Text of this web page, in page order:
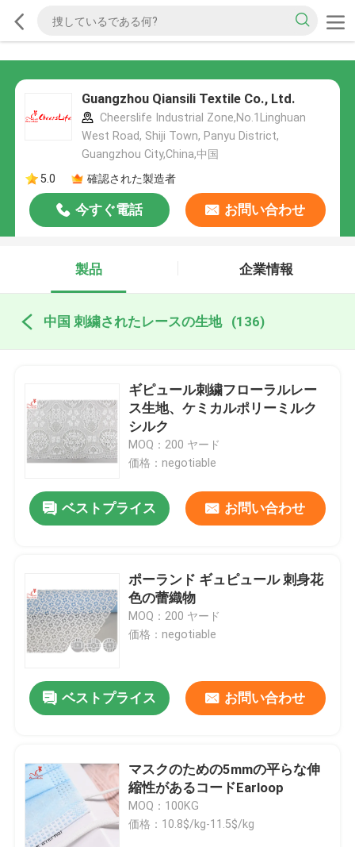
Guangzhou Qiansili Textile Co., Ltd.
Cheerslife Industrial Zone,No.1Linghuan
West Road, Shiji Town, Panyu District,
Guangzhou City,China,中国
5.0
確認された製造者
今すぐ電話 お問い合わせ
製品 企業情報
中国 刺繍されたレースの生地 (136)
ギピュール刺繍フローラルレー
ス生地、ケミカルポリーミルク
シルク
MOQ：200 ヤード
価格：negotiable
ベストプライス お問い合わせ
ポーランド ギュピュール 刺身花
色の蕾織物
MOQ：200 ヤード
価格：negotiable
ベストプライス お問い合わせ
マスクのための5mmの平らな伸
縮性があるコードEarloop
MOQ：100KG
価格：10.8$/kg-11.5$/kg